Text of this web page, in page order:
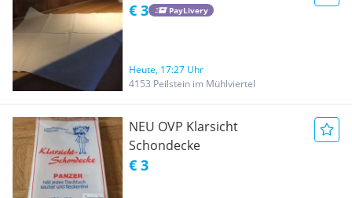
€ 3 PayLivery
Heute, 17:27 Uhr
4153 Peilstein im Mühlviertel
NEU OVP Klarsicht
Schondecke
€ 3